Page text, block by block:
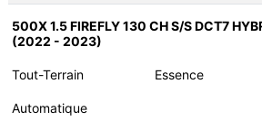
500X 1.5 FIREFLY 130 CH S/S DCT7
(2022 - 2023)
Tout-Terrain Essence
Automatique